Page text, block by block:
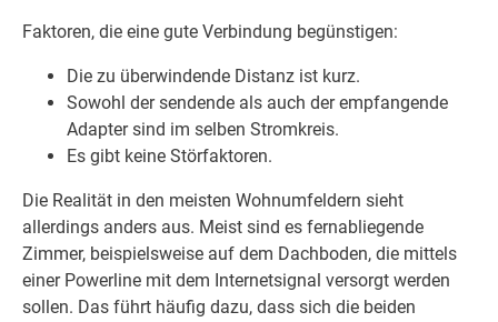
Faktoren, die eine gute Verbindung begünstigen:
Die zu überwindende Distanz ist kurz.
Sowohl der sendende als auch der empfangende
Adapter sind im selben Stromkreis.
Es gibt keine Störfaktoren.
Die Realität in den meisten Wohnumfeldern sieht
allerdings anders aus. Meist sind es fernabliegende
Zimmer, beispielsweise auf dem Dachboden, die mittels
einer Powerline mit dem Internetsignal versorgt werden
sollen. Das führt häufig dazu, dass sich die beiden